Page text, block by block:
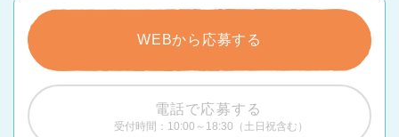
WEBから応募する
電話で応募する
受付時間：10:00～18:30（土日祝含む）